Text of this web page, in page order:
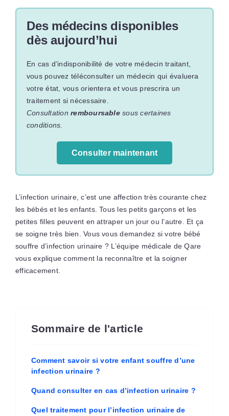
Des médecins disponibles
dès aujourd’hui
En cas d’indisponibilité de votre médecin traitant,
vous pouvez téléconsulter un médecin qui évaluera
votre état, vous orientera et vous prescrira un
traitement si nécessaire.
Consultationremboursablesous certaines
conditions.
Consulter maintenant
L’infection urinaire, c’est une affection très courante chez
les bébés et les enfants. Tous les petits garçons et les
petites filles peuvent en attraper un jour ou l’autre. Et ça
se soigne très bien. Vous vous demandez si votre bébé
souffre d’infection urinaire ? L’équipe médicale de Qare
vous explique comment la reconnaître et la soigner
efficacement.
Sommaire de l'article
Comment savoir si votre enfant souffre d’une
infection urinaire ?
Quand consulter en cas d’infection urinaire ?
Quel traitement pour l’infection urinaire de